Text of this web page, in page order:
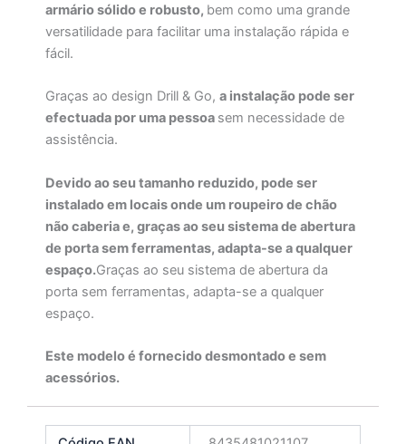
armário sólido e robusto, bem como uma grande
versatilidade para facilitar uma instalação rápida e
fácil.
Graças ao design Drill & Go, a instalação pode ser
efectuada por uma pessoa sem necessidade de
assistência.
Devido ao seu tamanho reduzido, pode ser
instalado em locais onde um roupeiro de chão
não caberia e, graças ao seu sistema de abertura
de porta sem ferramentas, adapta-se a qualquer
espaço.Graças ao seu sistema de abertura da
porta sem ferramentas, adapta-se a qualquer
espaço.
Este modelo é fornecido desmontado e sem
acessórios.